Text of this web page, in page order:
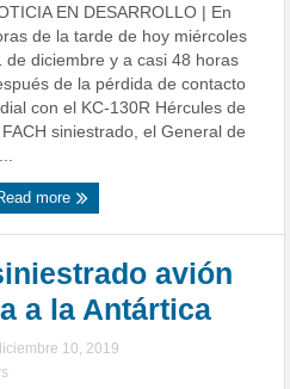
EN DESARROLLO | En
de la tarde de hoy miércoles
de diciembre y a casi 48 horas
de la pérdida de contacto
con el KC-130R Hércules de
FACH siniestrado, el General de
more
avión
a la Antártica
10, 2019